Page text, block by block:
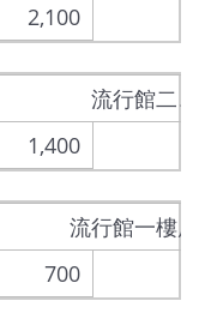
2,100
流行館二
1,400
流行館一樓
700